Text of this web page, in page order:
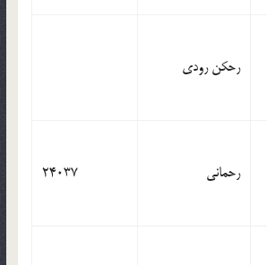
رحکن رودی
رحمانی 24037